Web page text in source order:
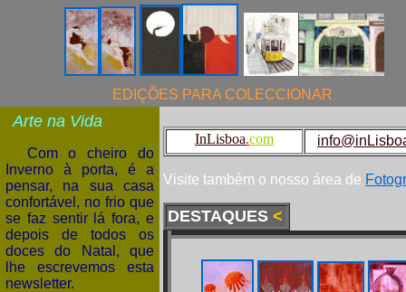
EDIÇÕES PARA COLECCIONAR
Arte na Vida
Com o cheiro do
Inverno à porta, é a
pensar, na sua casa
confortável, no frio que
se faz sentir lá fora, e
depois de todos os
doces do Natal, que
lhe escrevemos esta
newsletter.
InLisboa.com
Visite também o nosso área de
DESTAQUES <